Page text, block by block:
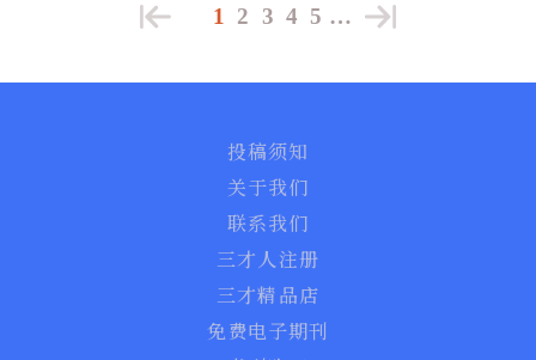
1 2 3 4 5 …
投稿须知
关于我们
联系我们
三才人注册
三才精品店
免费电子期刊